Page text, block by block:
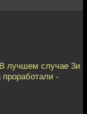
лучшем случае 3и
проработали -